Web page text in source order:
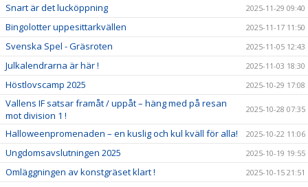
Snart är det lucköppning 2025-11-29 09:40
Bingolotter uppesittarkvällen 2025-11-17 11:50
Svenska Spel - Gräsroten 2025-11-05 12:43
Julkalendrarna är här ! 2025-11-03 18:30
Höstlovscamp 2025 2025-10-29 17:08
Vallens IF satsar framåt / uppåt – häng med på resan
mot division 1 !
2025-10-28 07:35
Halloweenpromenaden – en kuslig och kul kväll för alla! 2025-10-22 11:06
Ungdomsavslutningen 2025 2025-10-19 19:55
Omläggningen av konstgräset klart ! 2025-10-15 21:51